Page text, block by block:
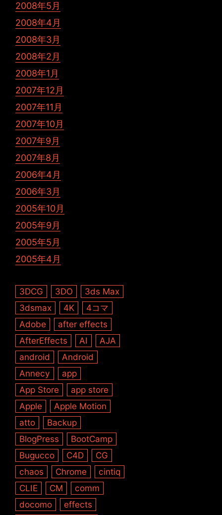
2008年5月
2008年4月
2008年3月
2008年2月
2008年1月
2007年12月
2007年11月
2007年10月
2007年9月
2007年8月
2006年4月
2006年3月
2005年10月
2005年9月
2005年5月
2005年4月
3DCG 3DO
3ds Max
3dsmax
4K
4コマ
Adobe
after effects
AfterEffects
AI
AJA
android
Android
Annecy
app
App Store
app store
Apple
Apple Motion
atto
Backup
BlogPress
BootCamp
Bugucco
C4D
CG
chaos
Chrome
cintiq
CLIE
CM
comm
docomo
effects